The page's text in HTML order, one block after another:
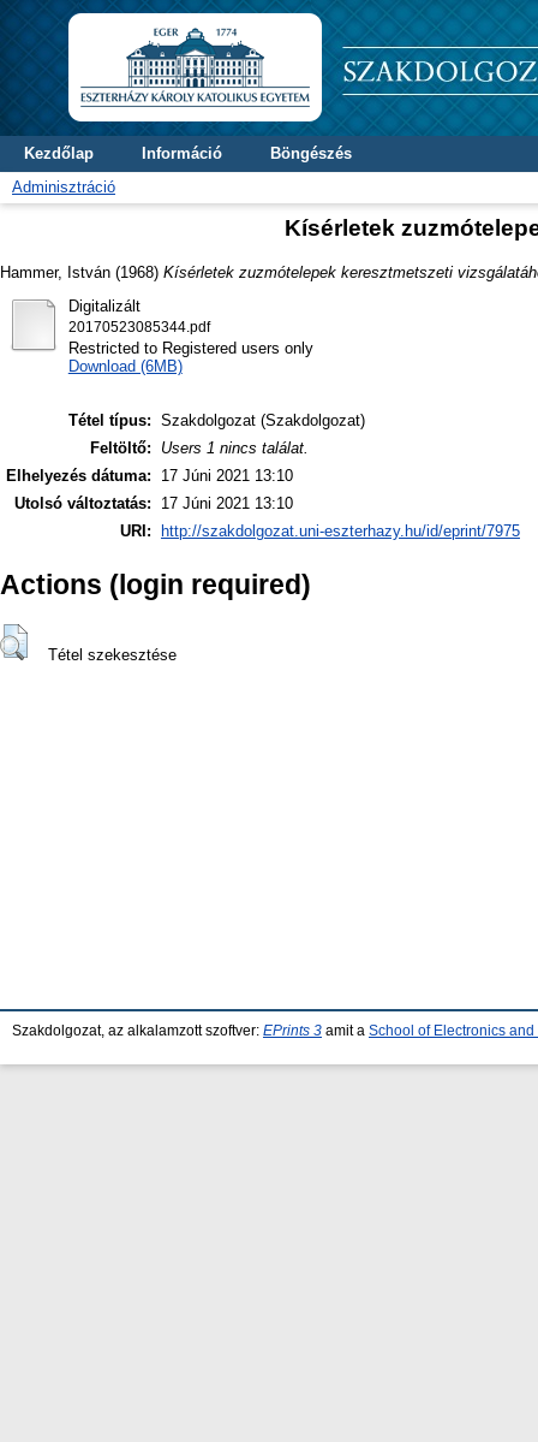
Kezdőlap Információ
Böngészés
Adminisztráció
Kísérletek
Hammer, István (1968) Kísérletek zuzmótelepek keresztmetszeti
Digitalizált
20170523085344.pdf
Restricted to Registered users only
Download (6MB)
Tétel típus: Szakdolgozat (Szakdolgozat)
Feltöltő:
Users 1 nincs találat.
Elhelyezés dátuma:
17 Júni 2021 13:10
Utolsó változtatás:
17 Júni 2021 13:10
URI:
http://szakdolgozat.uni-eszterhazy.hu/id/eprint/7975
Actions (login required)
Tétel szekesztése
Szakdolgozat, az alkalamzott szoftver: EPrints 3 amit a School of Electronics